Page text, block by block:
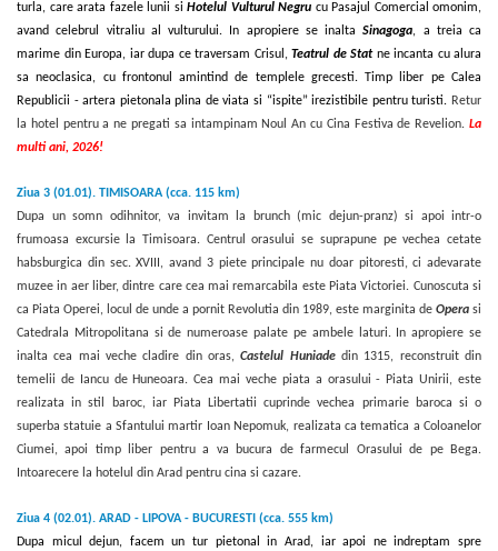
turla, care arata fazele lunii si Hotelul Vulturul Negru cu Pasajul Comercial omonim,
avand celebrul vitraliu al vulturului. In apropiere se inaltaSinagoga, a treia ca
marime din Europa, iar dupa ce traversam Crisul, Teatrul de Statne incanta cu alura
sa neoclasica, cu frontonul amintind de templele grecesti. Timp liber pe Calea
Republicii - artera pietonala plina de viata si “ispite” irezistibile pentru turisti. Retur
la hotel pentru a ne pregati sa intampinam Noul An cu Cina Festiva de Revelion. La
multi ani, 2026!
Ziua 3 (01.01). TIMISOARA (cca. 115 km)
Dupa un somn odihnitor, va invitam la brunch (mic dejun-pranz) si apoi intr-o
frumoasa excursie la Timisoara. Centrul orasului se suprapune pe vechea cetate
habsburgica din sec. XVIII, avand 3 piete principale nu doar pitoresti, ci adevarate
muzee in aer liber, dintre care cea mai remarcabila este Piata Victoriei. Cunoscuta si
ca Piata Operei, locul de unde a pornit Revolutia din 1989, este marginita de Opera si
Catedrala Mitropolitana si de numeroase palate pe ambele laturi. In apropiere se
inalta cea mai veche cladire din oras,Castelul Huniadedin 1315, reconstruit din
temelii de Iancu de Huneoara. Cea mai veche piata a orasului - Piata Unirii, este
realizata in stil baroc, iar Piata Libertatii cuprinde vechea primarie baroca si o
superba statuie a Sfantului martir Ioan Nepomuk, realizata ca tematica a Coloanelor
Ciumei, apoi timp liber pentru a va bucura de farmecul Orasului de pe Bega.
Intoarecere la hotelul din Arad pentru cina si cazare.
Ziua 4 (02.01). ARAD - LIPOVA - BUCURESTI (cca. 555 km)
Dupa micul dejun, facem un tur pietonal in Arad, iar apoi ne indreptam spre